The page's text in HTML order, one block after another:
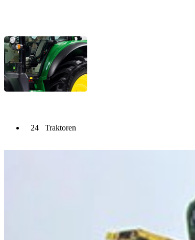
24 Traktoren